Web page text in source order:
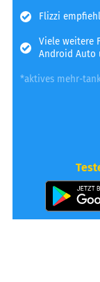
Flizzi
Viele weitere
Android Auto
*aktives mehr-